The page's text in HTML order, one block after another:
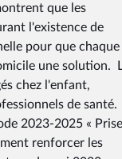
que les
l'existence de
pour que chaque
une solution.
chez l'enfant,
de santé.
2023-2025 « Prise
renforcer les